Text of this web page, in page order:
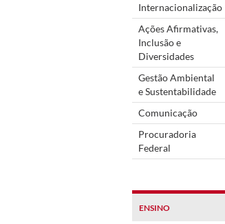
Internacionalização
Ações Afirmativas,
Inclusão e
Diversidades
Gestão Ambiental
e Sustentabilidade
Comunicação
Procuradoria
Federal
ENSINO